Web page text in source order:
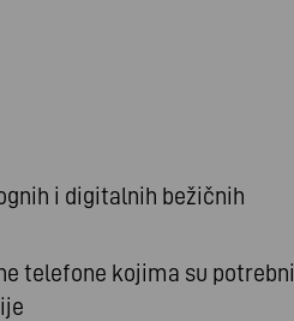
i digitalnih bežičnih
telefone kojima su potrebni